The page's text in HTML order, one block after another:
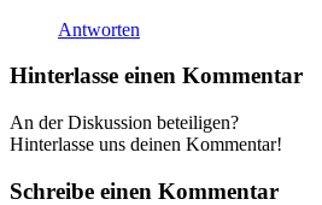
Antworten
Hinterlasse einen Kommentar
An der Diskussion beteiligen?
Hinterlasse uns deinen Kommentar!
Schreibe einen Kommentar